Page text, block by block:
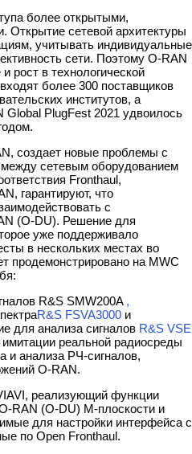
более открытыми,
Открытие сетевой архитектуры
учитывать индивидуальные
сети. Поэтому O-RAN
рост в технологической
более 300 поставщиков
институтов, а
Global PlugFest 2021 удвоилось
создает новые проблемы с
между сетевым оборудованием
Fronthaul,
гарантируют, что
с
(O-DU). Решение для
уже поддерживало
в нескольких местах во
продемонстрировано на MWC
R&S SMW200A ,
R&S FSVA3000 и
для анализа сигналов R&S VSE
реальной радиосреды
и анализа РЧ-сигналов,
O-RAN.
реализующий функции
RAN (O-DU) M-плоскости и
для настройки интерфейса с
по Open Fronthaul.